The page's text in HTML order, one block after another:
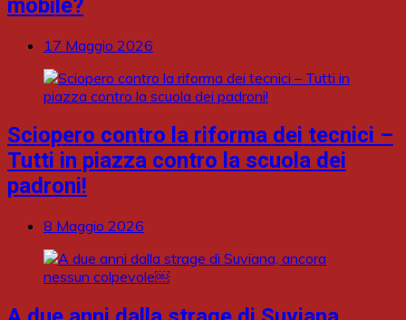
mobile?
17 Maggio 2026
Sciopero contro la riforma dei tecnici –
Tutti in piazza contro la scuola dei
padroni!
8 Maggio 2026